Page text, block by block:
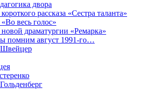
двора
рассказа «Сестра таланта»
весь голос»
драматургии «Ремарка»
помним август 1991-го…